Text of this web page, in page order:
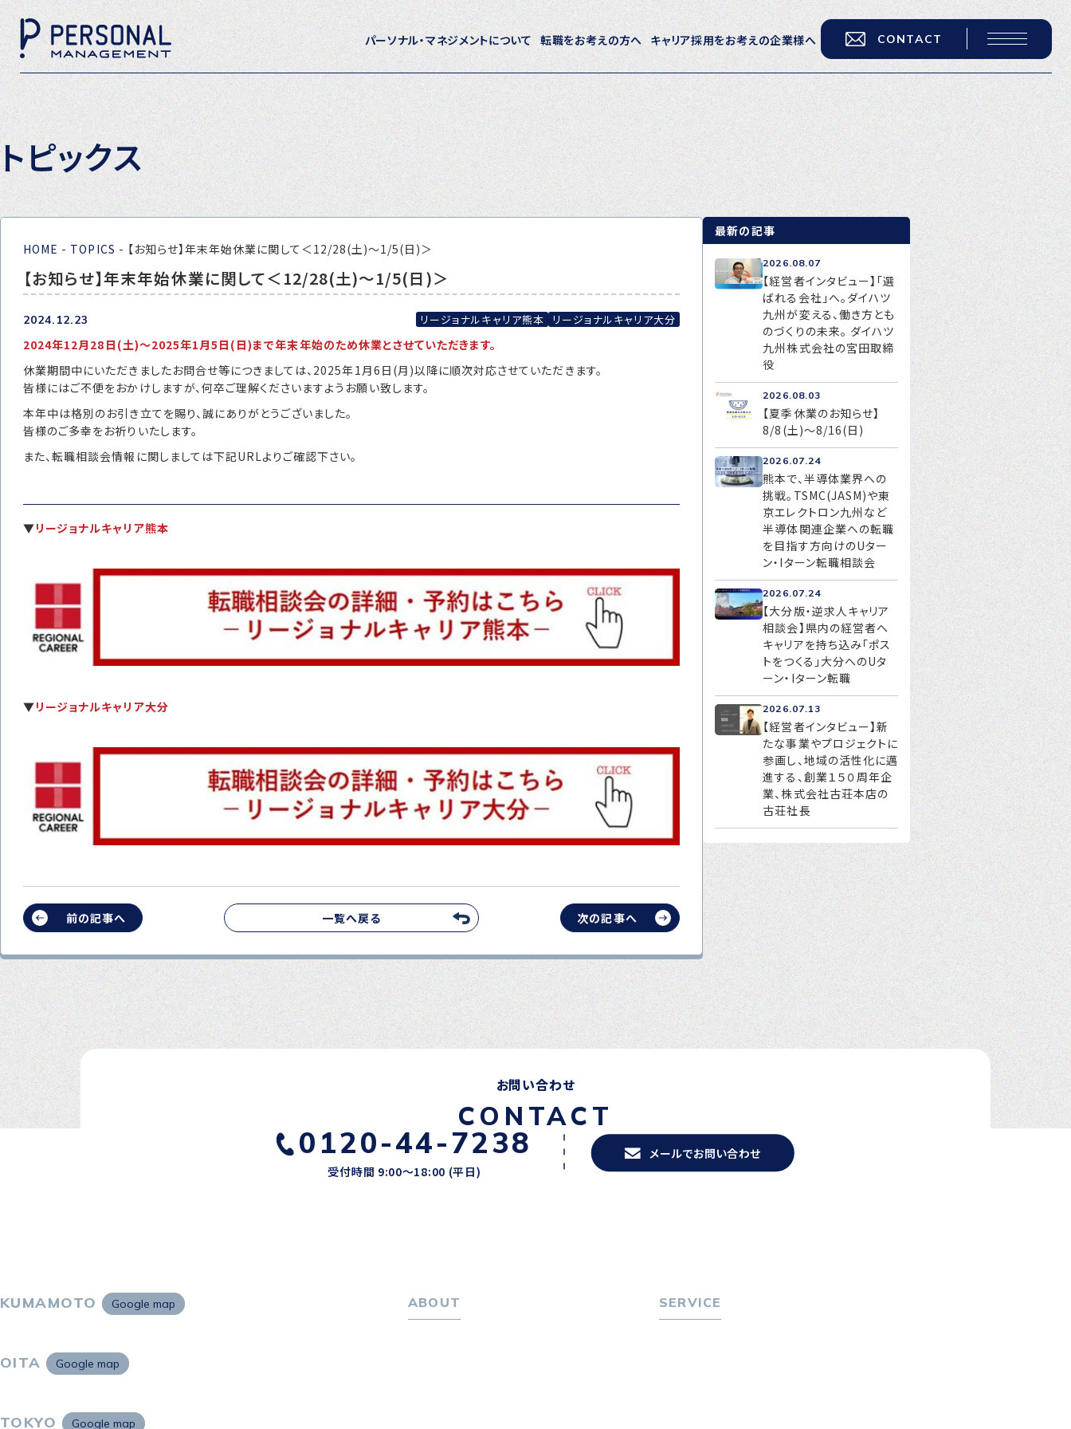
パーソナル・マネジメントについて 転職をお考えの方へ キャリア採用をお考えの企業様へ CONTACT
ホーム
パーソナル・マネジメントについて
会社概要
採用情報
P-maneコラム
転職をお考えの方へ
転職エージェントサービス
転職相談会
転職者の声
キャリア採用をお考えの企業様へ
選ばれる４つの理由
４つの特長で解決
独自の採用スキーム
お問い合わせ
プライバシーポリシー
トピックス
HOME - TOPICS - 【お知らせ】年末年始休業に関して＜12/28(土)～1/5(日)＞
【お知らせ】年末年始休業に関して＜12/28(土)～1/5(日)＞
2024.12.23 リージョナルキャリア熊本 リージョナルキャリア大分
2024年12月28日(土)～2025年1月5日(日)まで年末年始のため休業とさせていただきます。
休業期間中にいただきましたお問合せ等につきましては、2025年1月6日(月)以降に順次対応させていただきます。
皆様にはご不便をおかけしますが、何卒ご理解くださいますようお願い致します。
本年中は格別のお引き立てを賜り、誠にありがとうございました。
皆様のご多幸をお祈りいたします。
また、転職相談会情報に関しましては下記URLよりご確認下さい。
▼リージョナルキャリア熊本
▼リージョナルキャリア大分
前の記事へ 一覧へ戻る 次の記事へ
最新の記事
2026.08.07
【経営者インタビュー】「選
ばれる会社」へ。ダイハツ
九州が変える、働き方とも
のづくりの未来。 ダイハツ
九州株式会社の宮田取締
役
2026.08.03
【夏季休業のお知らせ】
8/8(土)～8/16(日)
2026.07.24
熊本で、半導体業界への
挑戦。TSMC(JASM)や東
京エレクトロン九州など
半導体関連企業への転職
を目指す方向けのUター
ン・Iターン転職相談会
2026.07.24
【大分版・逆求人キャリア
相談会】県内の経営者へ
キャリアを持ち込み「ポス
トをつくる」大分へのUタ
ーン・Iターン転職
2026.07.13
【経営者インタビュー】新
たな事業やプロジェクトに
参画し、地域の活性化に邁
進する、創業１５０周年企
業、株式会社古荘本店の
古荘社長
お問い合わせ
CONTACT
0120-44-7238
受付時間 9:00〜18:00 (平日)
メールでお問い合わせ
KUMAMOTO Google map
OITA Google map
TOKYO Google map
ABOUT SERVICE